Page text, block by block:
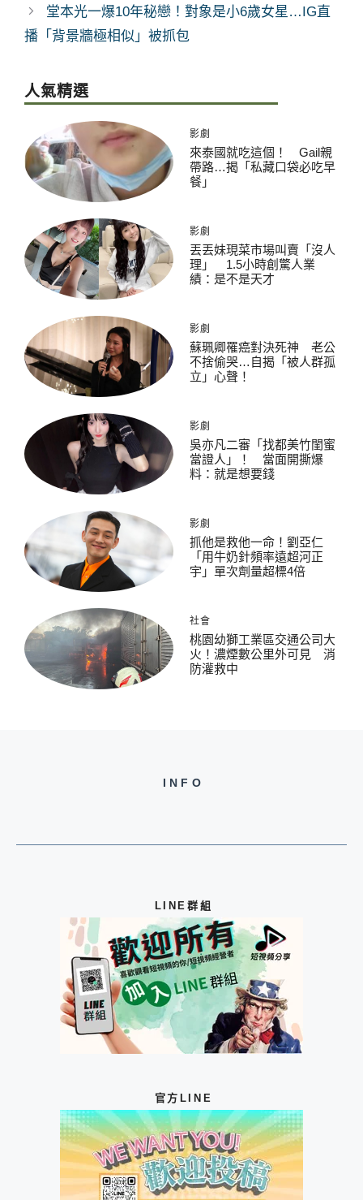
堂本光一爆10年秘戀！對象是小6歲女星…IG直
播「背景牆極相似」被抓包
人氣精選
影劇
來泰國就吃這個！ Gail親
帶路…揭「私藏口袋必吃早
餐」
影劇
丟丟妹現菜市場叫賣「沒人
理」 1.5小時創驚人業
績：是不是天才
影劇
蘇珮卿罹癌對決死神 老公
不捨偷哭…自揭「被人群孤
立」心聲！
影劇
吳亦凡二審「找都美竹閨蜜
當證人」！ 當面開撕爆
料：就是想要錢
影劇
抓他是救他一命！劉亞仁
「用牛奶針頻率遠超河正
宇」單次劑量超標4倍
社會
桃園幼獅工業區交通公司大
火！濃煙數公里外可見 消
防灌救中
INFO
LINE群組
官方LINE